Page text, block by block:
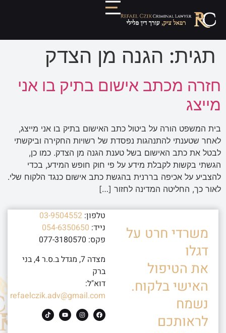
תגית: הגנה מן הצדק
חזרה מכתב אישום בתיק בו אני
מייצג
בית המשפט הורה על ביטול כתב האישום בתיק בו אני מייצג,
לאחר שטענתי להתנהגות נפסדת של רשויות החקירה וביקשתי
לבטל את כתב האישום בשל טענת הגנה מן הצדק. כמו כן,
הגשתי בקשות לקבלת מידע על פי חוק חופש המידע, בכדי
להצביע על אכיפה בררנית בהגשת כתב אישום כנגד הלקוח שלי.
לאור כך, החליטה המדינה לחזור […]
משרדי חרט על
דגלו
את הטיפול
האישי בלקוח.
נשמח
לראותכם
טלפון: 03-9504552
נייד: 054-6350650
פקס: 077-3180570
מצדה 7, מגדל ב.ס.ר 4, בני
ברק
דוא"ל:
refaelczik.adv@gmail.com